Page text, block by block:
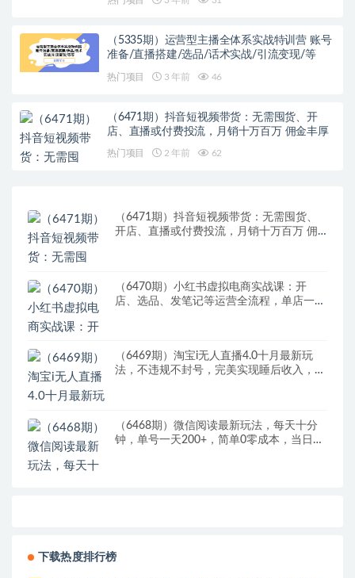
（5335期）运营型主播全体系实战特训营 账号
准备/直播搭建/选品/话术实战/引流变现/等
热门项目 3 年前 46
（6471期）抖音短视频带货：无需囤货、开
店、直播或付费投流，月销十万百万 佣金丰厚
热门项目 2 年前 62
（6471期）抖音短视频带货：无需囤货、
开店、直播或付费投流，月销十万百万 佣
（6470期）小红书虚拟电商实战课：开
店、选品、发笔记等运营全流程，单店一天
（6469期）淘宝i无人直播4.0十月最新玩
法，不违规不封号，完美实现睡后收入，日
（6468期）微信阅读最新玩法，每天十分
钟，单号一天200+，简单0零成本，当日提
下载热度排行榜